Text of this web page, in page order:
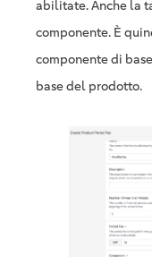
abilitate. Anche la
componente. È
componente di
base del prodotto.